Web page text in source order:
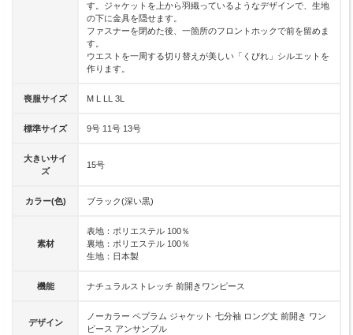
す。ジャケットを上から羽織っているようなデザインで、生地
の下に金具を隠せます。
ファスナーを閉めた後、一箇所のフロントホックで前を留めま
す。
ウエストを一周する切り替えが美しい「くびれ」シルエットを
作ります。
喪服サイズ M L LL 3L
標準サイズ 9号 11号 13号
大きいサイ
ズ
15号
カラー(色) ブラック(深い黒)
素材
表地：ポリエステル 100％
裏地：ポリエステル 100％
生地：日本製
機能 ナチュラルストレッチ 前開きワンピース
デザイン
ノーカラー ペプラム ジャケット 七分袖 ロング丈 前開き ワン
ピース アンサンブル